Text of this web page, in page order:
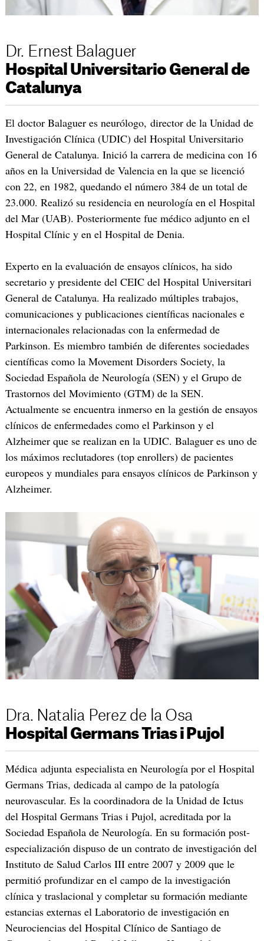
Dr. Ernest Balaguer
Hospital Universitario General de
Catalunya
El doctor Balaguer es neurólogo, director de la Unidad de
Investigación Clínica (UDIC) del Hospital Universitario
General de Catalunya. Inició la carrera de medicina con 16
años en la Universidad de Valencia en la que se licenció
con 22, en 1982, quedando el número 384 de un total de
23.000. Realizó su residencia en neurología en el Hospital
del Mar (UAB). Posteriormente fue médico adjunto en el
Hospital Clínic y en el Hospital de Denia.
Experto en la evaluación de ensayos clínicos, ha sido
secretario y presidente del CEIC del Hospital Universitari
General de Catalunya. Ha realizado múltiples trabajos,
comunicaciones y publicaciones científicas nacionales e
internacionales relacionadas con la enfermedad de
Parkinson. Es miembro también de diferentes sociedades
científicas como la Movement Disorders Society, la
Sociedad Española de Neurología (SEN) y el Grupo de
Trastornos del Movimiento (GTM) de la SEN.
Actualmente se encuentra inmerso en la gestión de ensayos
clínicos de enfermedades como el Parkinson y el
Alzheimer que se realizan en la UDIC. Balaguer es uno de
los máximos reclutadores (top enrollers) de pacientes
europeos y mundiales para ensayos clínicos de Parkinson y
Alzheimer.
Dra. Natalia Perez de la Osa
Hospital Germans Trias i Pujol
Médica adjunta especialista en Neurología por el Hospital
Germans Trias, dedicada al campo de la patología
neurovascular. Es la coordinadora de la Unidad de Ictus
del Hospital Germans Trias i Pujol, acreditada por la
Sociedad Española de Neurología. En su formación post-
especialización dispuso de un contrato de investigación del
Instituto de Salud Carlos III entre 2007 y 2009 que le
permitió profundizar en el campo de la investigación
clínica y traslacional y completar su formación mediante
estancias externas el Laboratorio de investigación en
Neurociencias del Hospital Clínico de Santiago de